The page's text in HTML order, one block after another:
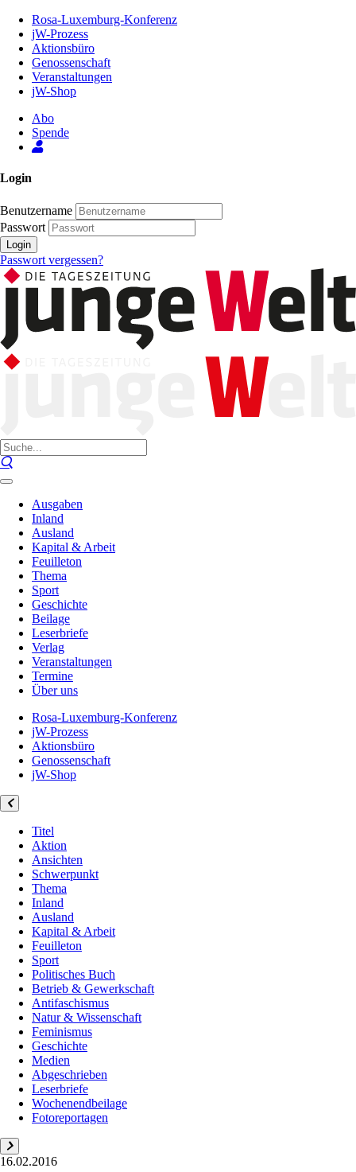
Inhalt
Seite
Rosa-Luxemburg-Konferenz
jW-Prozess
Aktionsbüro
Genossenschaft
Veranstaltungen
jW-Shop
Abo
Spende
Login
Benutzername
Passwort
Login
Passwort vergessen?
Ausgaben
Inland
Ausland
Kapital & Arbeit
Feuilleton
Thema
Sport
Geschichte
Beilage
Leserbriefe
Verlag
Veranstaltungen
Termine
Über uns
Rosa-Luxemburg-Konferenz
jW-Prozess
Aktionsbüro
Genossenschaft
jW-Shop
Titel
Aktion
Ansichten
Schwerpunkt
Thema
Inland
Ausland
Kapital & Arbeit
Feuilleton
Sport
Politisches Buch
Betrieb & Gewerkschaft
Antifaschismus
Natur & Wissenschaft
Feminismus
Geschichte
Medien
Abgeschrieben
Leserbriefe
Wochenendbeilage
Fotoreportagen
16.02.2016